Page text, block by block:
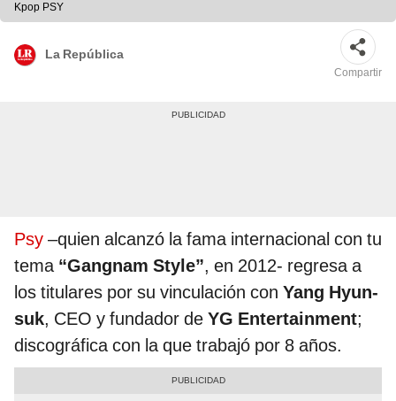
Kpop PSY
La República
Compartir
Psy –quien alcanzó la fama internacional con tu
tema “Gangnam Style”, en 2012- regresa a
los titulares por su vinculación con Yang Hyun-
suk, CEO y fundador de YG Entertainment;
discográfica con la que trabajó por 8 años.